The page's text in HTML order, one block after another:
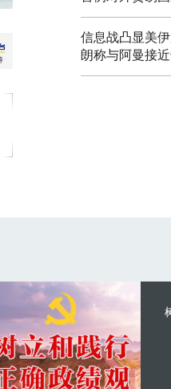
信息战凸显美
朗称与阿曼接